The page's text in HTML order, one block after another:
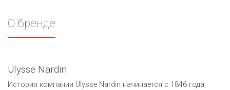
О бренде
Ulysse Nardin
История компании Ulysse Nardin начинается с 1846 года,